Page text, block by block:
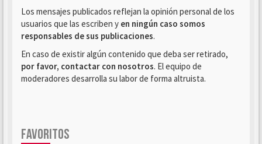
Los mensajes publicados reflejan la opinión personal de los
usuarios que las escriben y en ningún caso somos
responsables de sus publicaciones.
En caso de existir algún contenido que deba ser retirado,
por favor, contactar con nosotros. El equipo de
moderadores desarrolla su labor de forma altruista.
FAVORITOS